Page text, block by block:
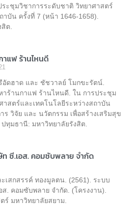
ระชุมวิชาการระดับชาติ วิทยาศาสตร์
บัน ครั้งที่ 7 (หน้า 1646-1658).
ต.
แฟ ร้านไหนดี
อัดฮาด และ ชัชวาลย์ โมกขะรัตน์.
ร้านกาแฟ ร้านไหนดี. ใน การประชุม
สตร์และเทคโนโลยีระหว่างสถาบัน
ร วิจัย และ นวัตกรรม เพื่อสร้างเสริมสุข
ทุมธานี: มหาวิทยาลัยรังสิต.
ซี.เอส. คอมซับพลาย จำกัด
เสกสรรค์ ทองมูลตน. (2561). ระบบ
. คอมซับพลาย จำกัด. (โครงงาน).
ร์ มหาวิทยาลัยสยาม.